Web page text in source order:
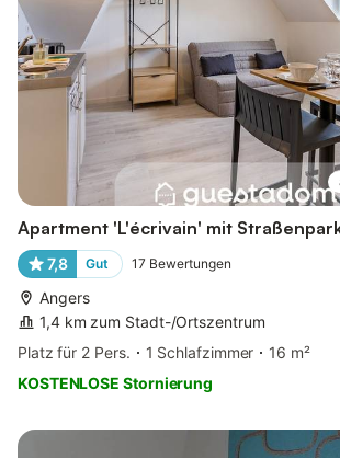
Apartment 'L'écrivain' mit
7,8 Gut 17 Bewertungen
Angers
1,4 km zum Stadt-/Ortszentrum
Platz für 2 Pers.
1 Schlafzimmer
16 m²
KOSTENLOSE Stornierung